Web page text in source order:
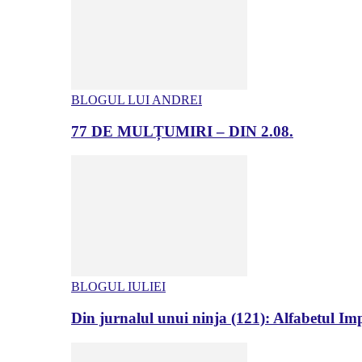
BLOGUL LUI ANDREI
77 DE MULȚUMIRI – DIN 2.08.
BLOGUL IULIEI
Din jurnalul unui ninja (121): Alfabetul